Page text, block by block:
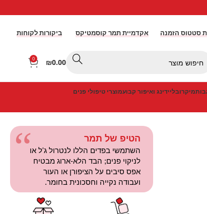
סטטוס הזמנה אקדמיית תמר קוסמטיקס ביקורות לקוחות
0 ₪0.00
מיקרובליידינג ואיפור קבועמוצרי טיפולי פנים
הטיפ של תמר
השתמשי בפדים הללו לנטרול ג'ל או
לניקוי פנים; הבד הלא-ארוג מבטיח
אפס סיבים על הציפורן או העור
ועבודה נקייה וחסכונית בחומר.